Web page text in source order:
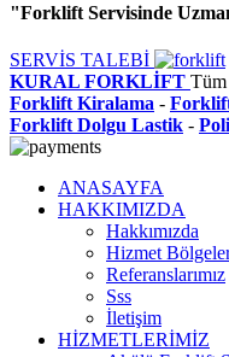
"Forklift Servisinde
SERVİS TALEBİ
KURAL FORKLİFT Tüm
Forklift Kiralama -
Forklift Dolgu Lastik -
ANASAYFA
HAKKIMIZDA
Hakkımızda
Hizmet
Referanslarımız
Sss
İletişim
HİZMETLERİMİZ